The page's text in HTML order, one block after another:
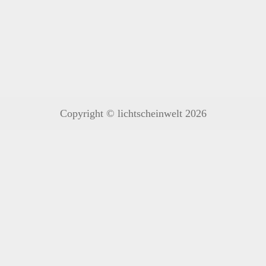
Copyright © lichtscheinwelt 2026